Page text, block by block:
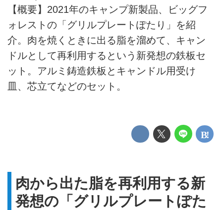
【概要】2021年のキャンプ新製品、ビッグフ
ォレストの「グリルプレートぽたり」を紹
介。肉を焼くときに出る脂を溜めて、キャン
ドルとして再利用するという新発想の鉄板セ
ット。アルミ鋳造鉄板とキャンドル用受け
皿、芯立てなどのセット。
肉から出た脂を再利用する新
発想の「グリルプレートぽた